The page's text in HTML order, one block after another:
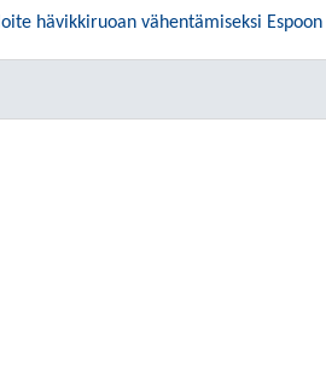
hävikkiruoan vähentämiseksi